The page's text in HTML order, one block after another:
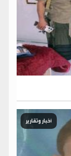
أخبار وتقارير